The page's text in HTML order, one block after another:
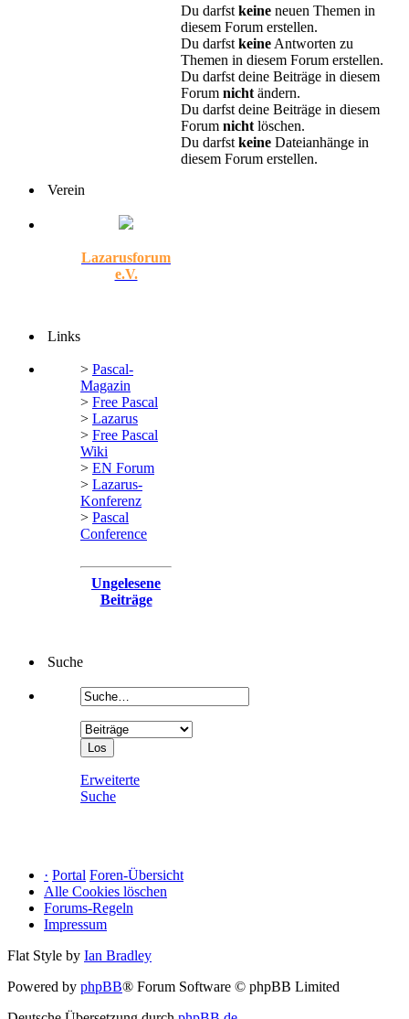
Du darfst keine neuen Themen in
diesem Forum erstellen.
Du darfst keine Antworten zu
Themen in diesem Forum erstellen.
Du darfst deine Beiträge in diesem
Forum nicht ändern.
Du darfst deine Beiträge in diesem
Forum nicht löschen.
Du darfst keine Dateianhänge in
diesem Forum erstellen.
Verein
Lazarusforum
e.V.
Links
> Pascal-
Magazin
> Free Pascal
> Lazarus
> Free Pascal
Wiki
> EN Forum
> Lazarus-
Konferenz
> Pascal
Conference
Ungelesene
Beiträge
Suche
Erweiterte
Suche
· Portal Foren-Übersicht
Alle Cookies löschen
Forums-Regeln
Impressum
Flat Style by Ian Bradley
Powered by phpBB® Forum Software © phpBB Limited